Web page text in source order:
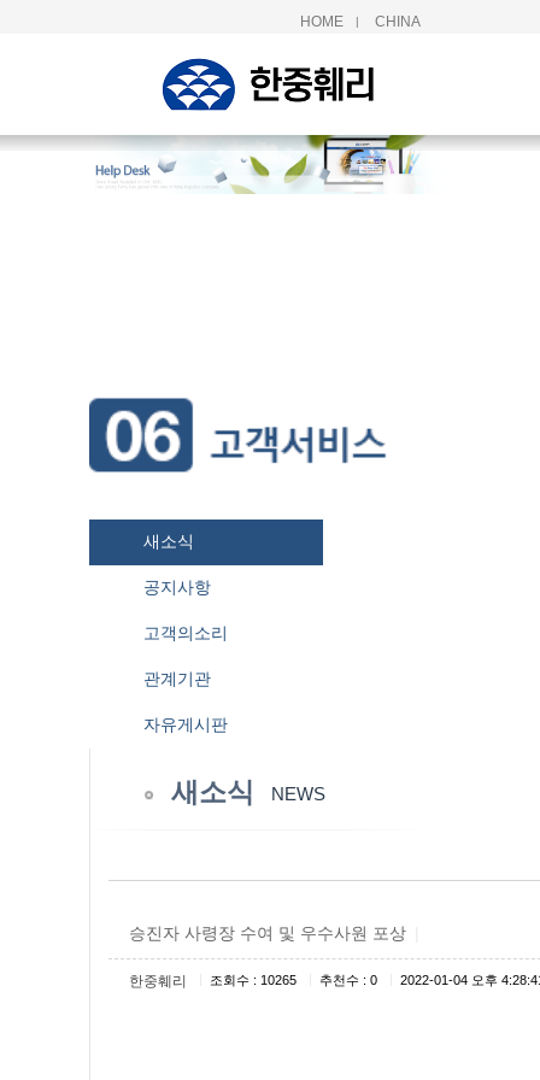
HOME | CHINA
새소식
공지사항
고객의소리
관계기관
자유게시판
새소식 NEWS
승진자 사령장 수여 및 우수사원 포상
한중훼리 조회수 : 10265 추천수 : 0 2022-01-04 오후